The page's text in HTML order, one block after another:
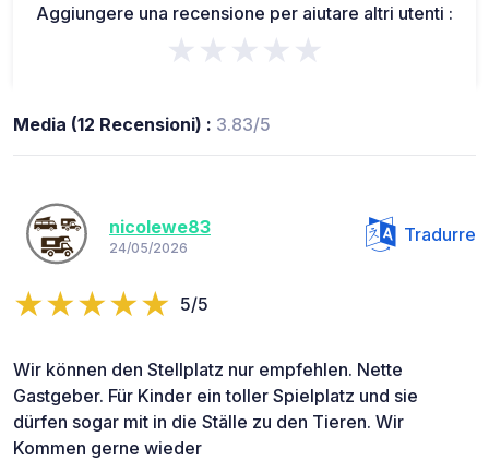
Aggiungere una recensione per aiutare altri utenti :
★★★★★
Media (12 Recensioni) : 3.83/5
nicolewe83
24/05/2026
Tradurre
5/5
Wir können den Stellplatz nur empfehlen. Nette
Gastgeber. Für Kinder ein toller Spielplatz und sie
dürfen sogar mit in die Ställe zu den Tieren. Wir
Kommen gerne wieder